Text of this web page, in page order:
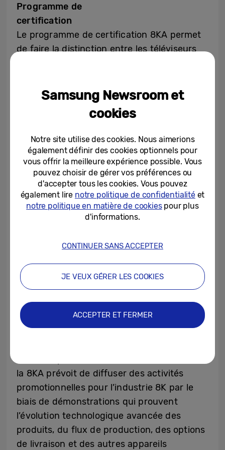
Programme de
Le programme de certification 8KA permet
de faire la distinction entre les téléviseurs
de contraste, de couleur et de
performances de la high dynamic range
(HDR). Parmi les fonctionnalités testées,
citons une résolution d’affichage de 7680 x
4320, un pic de luminosité supérieure à 600
nits, une transmission d’images de HDMI2.1
et un codec vidéo haute efficacité (HEVC).
Des partenaires tels que Samsung peuvent
maintenant promouvoir les téléviseurs
8KA prévoit également cette année
dans de nombreux secteurs différents afin
de promouvoir la participation des
membres, l’innovation et le développement
de contenu au sein de l’écosystème 8K.
la 8KA prévoit de diffuser des activités
promotionnelles pour l’industrie 8K par le
biais de démonstrations qui prouvent
l’évolution technologique avancée des
produits, du flux de production, des options
de livraison et des autres appareils
Samsung Newsroom et
cookies
Notre site utilise des cookies. Nous aimerions
également définir des cookies optionnels pour
vous offrir la meilleure expérience possible. Vous
pouvez choisir de gérer vos préférences ou
d'accepter tous les cookies. Vous pouvez
également lire notre politique de confidentialitéet
notre politique en matière de cookiespour plus
d'informations.
CONTINUER SANS ACCEPTER
JE VEUX GÉRER LES COOKIES
ACCEPTER ET FERMER